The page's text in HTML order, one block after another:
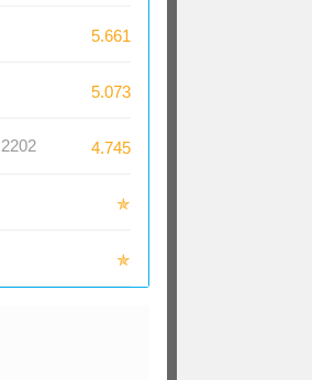
5.661
5.073
2202 4.745
✯
✯